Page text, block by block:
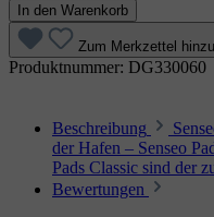
In den Warenkorb
Zum Merkzettel
Produktnummer: DG330060
Beschreibung
der Hafen – Senseo
Pads Classic sind der
Bewertungen